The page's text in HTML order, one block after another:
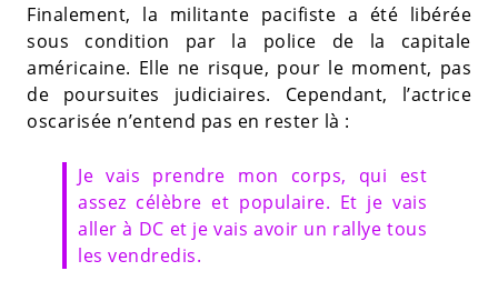
Finalement, la militante pacifiste a été libérée
sous condition par la police de la capitale
américaine. Elle ne risque, pour le moment, pas
de poursuites judiciaires. Cependant, l’actrice
oscarisée n’entend pas en rester là :
Je vais prendre mon corps, qui est
assez célèbre et populaire. Et je vais
aller à DC et je vais avoir un rallye tous
les vendredis.